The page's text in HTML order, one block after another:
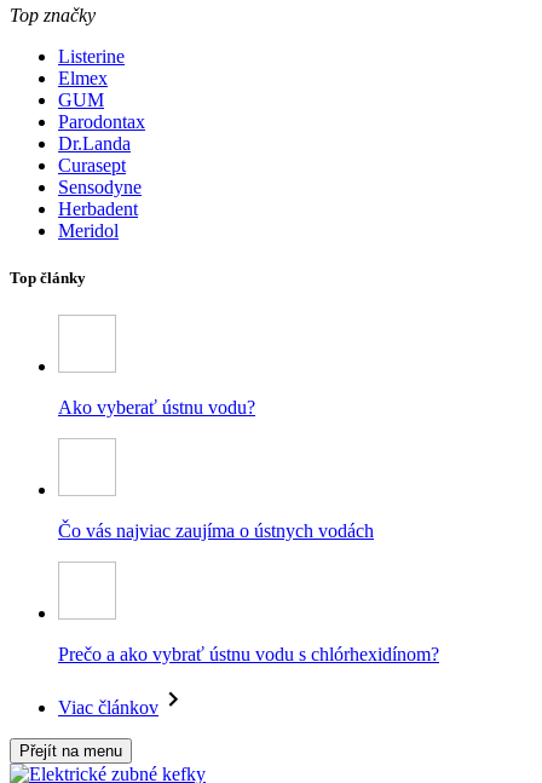
Top značky
Listerine
Elmex
GUM
Parodontax
Dr.Landa
Curasept
Sensodyne
Herbadent
Meridol
Top články
Ako vyberať ústnu vodu?
Čo vás najviac zaujíma o ústnych vodách
Prečo a ako vybrať ústnu vodu s chlórhexidínom?
Viac článkov
Přejít na menu